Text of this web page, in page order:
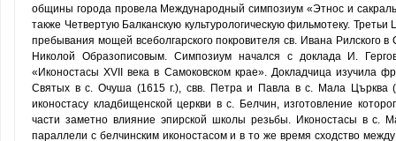
общины города провела Международный симпозиум «Этнос и
также Четвертую Балканскую культурологическую фильмотеку.
пребывания мощей всеболгарского покровителя св. Ивана Рилского
Николой Образописовым. Симпозиум начался с доклада И.
«Иконостасы XVІІ века в Самоковском крае». Докладчица изучила
Святых в с. Очуша (1615 г.), свв. Петра и Павла в с. Мала Църква
иконостасу кладбищенской церкви в с. Белчин, изготовление
части заметно влияние эпирской школы резьбы. Иконостасы в с.
параллели с белчинским иконостасом и в то же время сходство